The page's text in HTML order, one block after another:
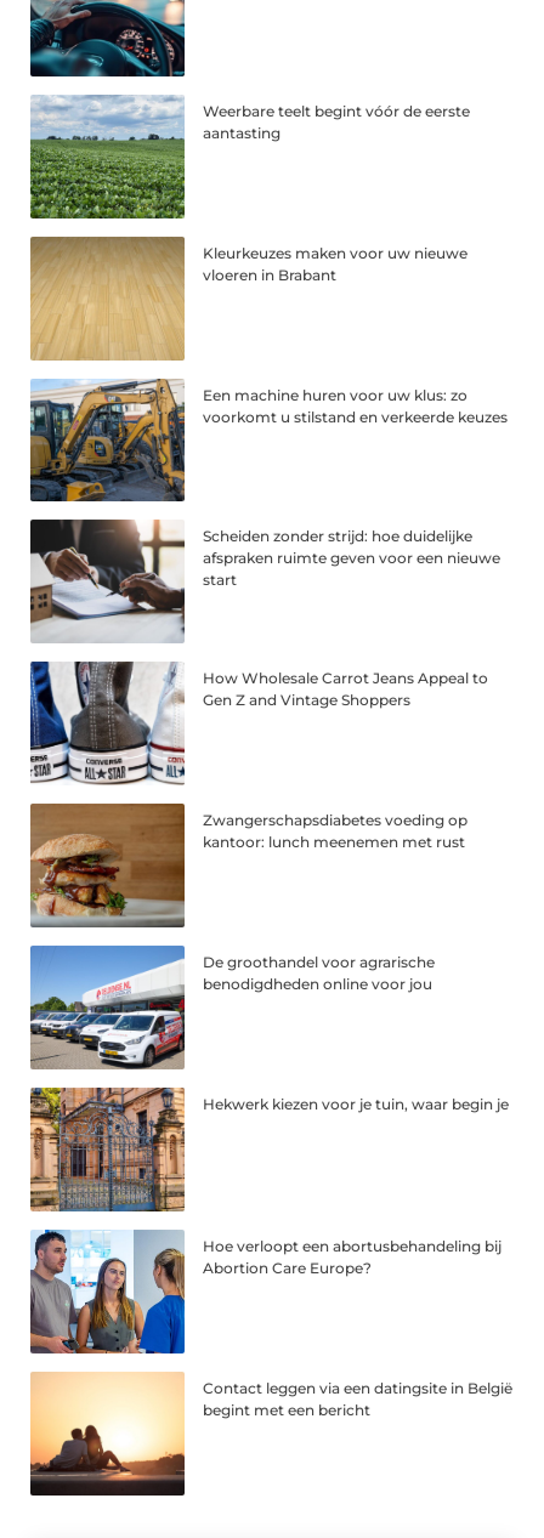
Weerbare teelt begint vóór de eerste
aantasting
Kleurkeuzes maken voor uw nieuwe
vloeren in Brabant
Een machine huren voor uw klus: zo
voorkomt u stilstand en verkeerde keuzes
Scheiden zonder strijd: hoe duidelijke
afspraken ruimte geven voor een nieuwe
start
How Wholesale Carrot Jeans Appeal to
Gen Z and Vintage Shoppers
Zwangerschapsdiabetes voeding op
kantoor: lunch meenemen met rust
De groothandel voor agrarische
benodigdheden online voor jou
Hekwerk kiezen voor je tuin, waar begin je
Hoe verloopt een abortusbehandeling bij
Abortion Care Europe?
Contact leggen via een datingsite in België
begint met een bericht